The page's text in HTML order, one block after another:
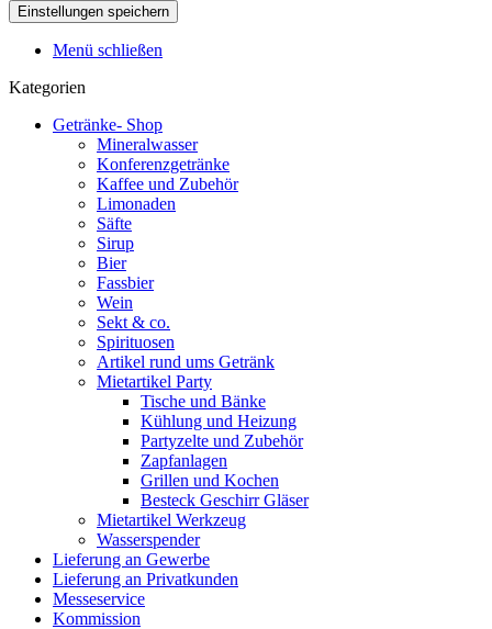
Menü schließen
Kategorien
Getränke- Shop
Mineralwasser
Konferenzgetränke
Kaffee und Zubehör
Limonaden
Säfte
Sirup
Bier
Fassbier
Wein
Sekt & co.
Spirituosen
Artikel rund ums Getränk
Mietartikel Party
Tische und Bänke
Kühlung und Heizung
Partyzelte und Zubehör
Zapfanlagen
Grillen und Kochen
Besteck Geschirr Gläser
Mietartikel Werkzeug
Wasserspender
Lieferung an Gewerbe
Lieferung an Privatkunden
Messeservice
Kommission